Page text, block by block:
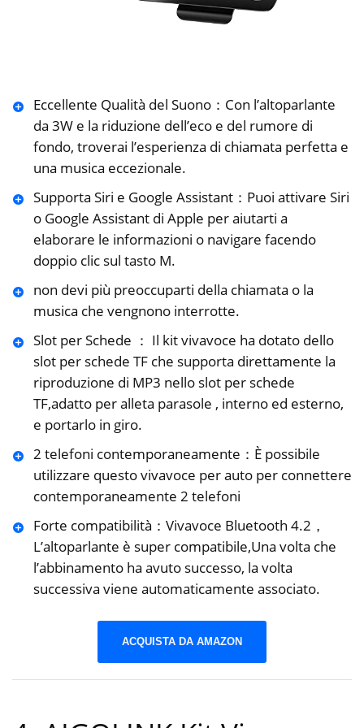
Eccellente Qualità del Suono：Con l’altoparlante
da 3W e la riduzione dell’eco e del rumore di
fondo, troverai l’esperienza di chiamata perfetta e
una musica eccezionale.
Supporta Siri e Google Assistant：Puoi attivare Siri
o Google Assistant di Apple per aiutarti a
elaborare le informazioni o navigare facendo
doppio clic sul tasto M.
non devi più preoccuparti della chiamata o la
musica che vengnono interrotte.
Slot per Schede ： Il kit vivavoce ha dotato dello
slot per schede TF che supporta direttamente la
riproduzione di MP3 nello slot per schede
TF,adatto per alleta parasole , interno ed esterno,
e portarlo in giro.
2 telefoni contemporaneamente：È possibile
utilizzare questo vivavoce per auto per connettere
contemporaneamente 2 telefoni
Forte compatibilità：Vivavoce Bluetooth 4.2，
L’altoparlante è super compatibile,Una volta che
l’abbinamento ha avuto successo, la volta
successiva viene automaticamente associato.
ACQUISTA DA AMAZON